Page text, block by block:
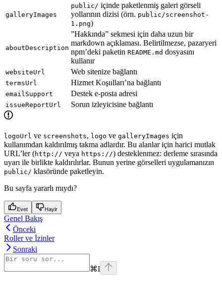
galleryImages
public/ içinde paketlenmiş galeri görseli
yollarının dizisi (örn. public/screenshot-
1.png)
aboutDescription
”Hakkında” sekmesi için daha uzun bir
markdown açıklaması. Belirtilmezse, pazaryeri
npm’deki paketin README.md dosyasını
kullanır
websiteUrl Web sitenize bağlantı
termsUrl Hizmet Koşulları’na bağlantı
emailSupport Destek e-posta adresi
issueReportUrl Sorun izleyicisine bağlantı
logoUrl ve screenshots, logo ve galleryImages için
kullanımdan kaldırılmış takma adlardır. Bu alanlar için harici mutlak
URL’ler (http:// veya https://) desteklenmez: derleme sırasında
uyarı ile birlikte kaldırılırlar. Bunun yerine görselleri uygulamanızın
public/ klasöründe paketleyin.
Bu sayfa yararlı mıydı?
Evet Hayir
Genel Bakış
Önceki
Roller ve İzinler
Sonraki
⌘I